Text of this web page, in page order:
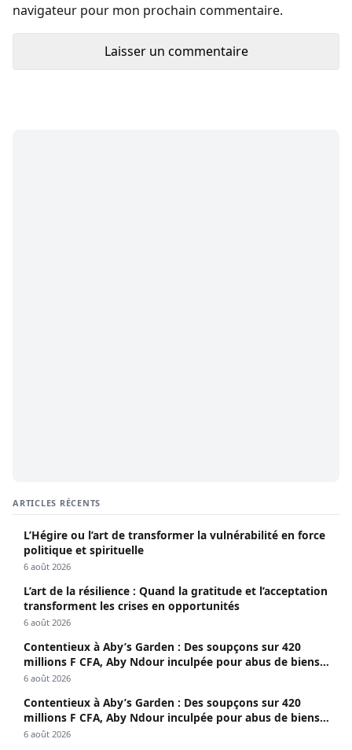
navigateur pour mon prochain commentaire.
ARTICLES RÉCENTS
L’Hégire ou l’art de transformer la vulnérabilité en force
politique et spirituelle
6 août 2026
L’art de la résilience : Quand la gratitude et l’acceptation
transforment les crises en opportunités
6 août 2026
Contentieux à Aby’s Garden : Des soupçons sur 420
millions F CFA, Aby Ndour inculpée pour abus de biens
sociaux
6 août 2026
Contentieux à Aby’s Garden : Des soupçons sur 420
millions F CFA, Aby Ndour inculpée pour abus de biens
sociaux
6 août 2026